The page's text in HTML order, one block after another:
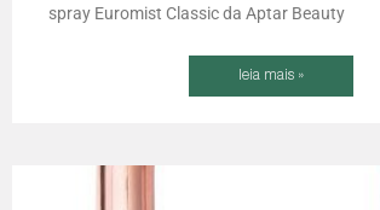
spray Euromist Classic da Aptar Beauty
leia mais »